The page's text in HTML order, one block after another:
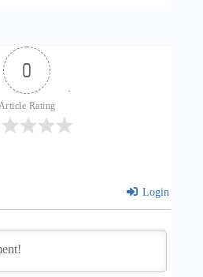
0
Rating
Login